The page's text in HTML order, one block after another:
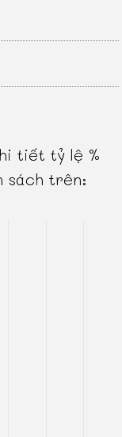
tiết tỷ lệ %
sách trên: